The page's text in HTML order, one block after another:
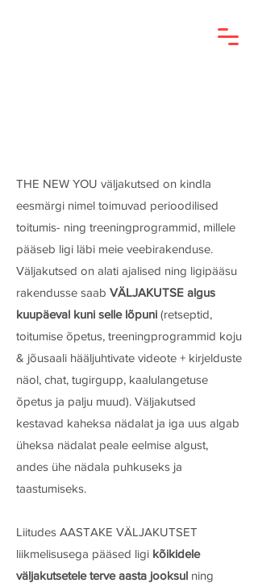
THE NEW YOU väljakutsed on kindla
eesmärgi nimel toimuvad perioodilised
toitumis- ning treeningprogrammid, millele
pääseb ligi läbi meie veebirakenduse.
Väljakutsed on alati ajalised ning ligipääsu
rakendusse saab VÄLJAKUTSE algus
kuupäeval kuni selle lõpuni (retseptid,
toitumise õpetus, treeningprogrammid koju
& jõusaali hääljuhtivate videote + kirjelduste
näol, chat, tugirgupp, kaalulangetuse
õpetus ja palju muud). Väljakutsed
kestavad kaheksa nädalat ja iga uus algab
üheksa nädalat peale eelmise algust,
andes ühe nädala puhkuseks ja
taastumiseks.
Liitudes AASTAKE VÄLJAKUTSET
liikmelisusega pääsed ligi kõikidele
väljakutsetele terve aasta jooksul ning